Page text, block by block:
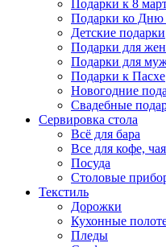
Подарки к 8
Подарки ко Дню
Детские подарки
Подарки для
Подарки для
Подарки к Пасхе
Новогодние
Свадебные
Сервировка стола
Всё для бара
Все для кофе,
Посуда
Столовые
Текстиль
Дорожки
Кухонные
Пледы